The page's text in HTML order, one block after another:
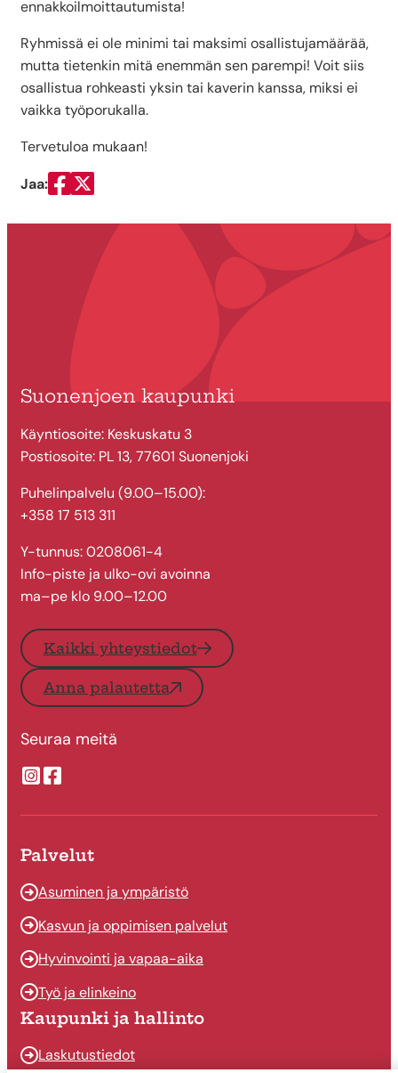
ennakkoilmoittautumista!
Ryhmissä ei ole minimi tai maksimi osallistujamäärää,
mutta tietenkin mitä enemmän sen parempi! Voit siis
osallistua rohkeasti yksin tai kaverin kanssa, miksi ei
vaikka työporukalla.
Tervetuloa mukaan!
Jaa:
Jaa Facebookissa
Jaa Twitterissä
Suonenjoen kaupunki
Käyntiosoite: Keskuskatu 3
Postiosoite: PL 13, 77601 Suonenjoki
Puhelinpalvelu (9.00–15.00):
+358 17 513 311
Y-tunnus: 0208061-4
Info-piste ja ulko-ovi avoinna
ma–pe klo 9.00–12.00
Kaikki yhteystiedot
Anna palautetta
Seuraa meitä
Suonenjoen kaupungin Instragram
Suonenjoen kaupungin Facebook
Palvelut
Asuminen ja ympäristö
Kasvun ja oppimisen palvelut
Hyvinvointi ja vapaa-aika
Työ ja elinkeino
Kaupunki ja hallinto
Laskutustiedot